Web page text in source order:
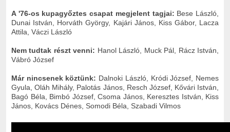
A '76-os kupagyőztes csapat megjelent tagjai: Bese László,
Dunai István, Horváth György, Kajári János, Kiss Gábor, Lacza
Attila, Váczi László
Nem tudtak részt venni: Hanol László, Muck Pál, Rácz István,
Vábró József
Már nincsenek köztünk: Dalnoki László, Kródi József, Nemes
Gyula, Oláh Mihály, Palotás János, Resch József, Kővári István,
Bagó Béla, Bimbó József, Csoma János, Keresztes István, Kiss
János, Kovács Dénes, Somodi Béla, Szabadi Vilmos